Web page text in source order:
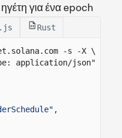
για ένα epoch
Rust
-s -X \
application/json" -d
,